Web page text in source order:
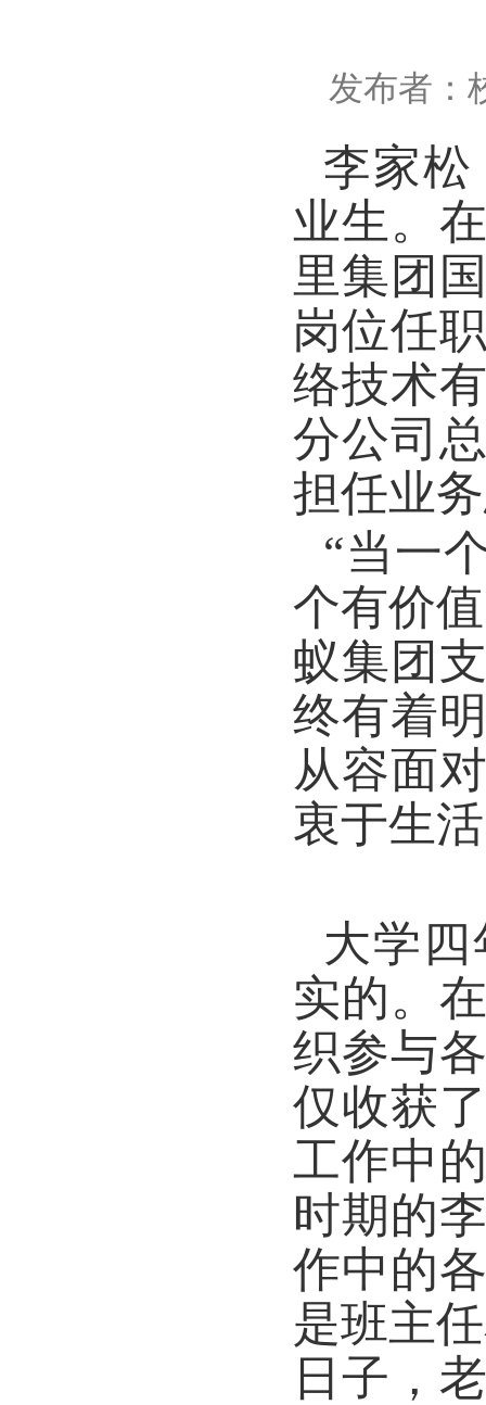
发布者：
李家
业生。
里集团
岗位任
络技术
分公司
担任业
“当一
个有价
蚁集团
终有着
从容面
衷于生
大学
实的。
织参与
仅收获
工作中
时期的
作中的
是班主
日子，